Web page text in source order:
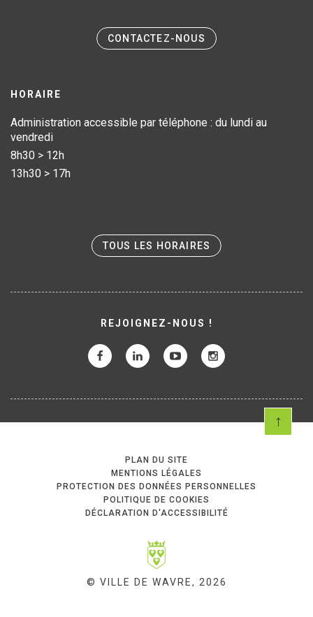
CONTACTEZ-NOUS
HORAIRE
Administration accessible par téléphone : du lundi au
vendredi
8h30 > 12h
13h30 > 17h
TOUS LES HORAIRES
REJOIGNEZ-NOUS !
PLAN DU SITE
MENTIONS LÉGALES
PROTECTION DES DONNÉES PERSONNELLES
POLITIQUE DE COOKIES
DÉCLARATION D'ACCESSIBILITÉ
© VILLE DE WAVRE, 2026